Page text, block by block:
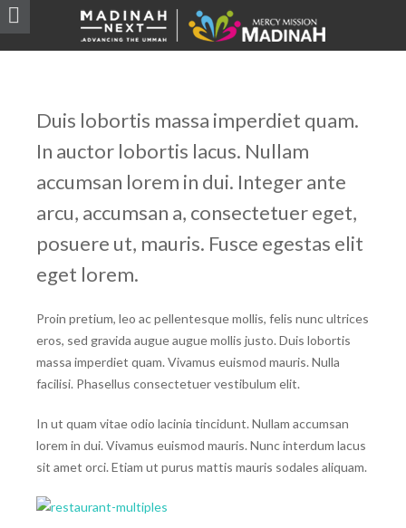
AT VERO EOS
Duis lobortis massa imperdiet quam.
In auctor lobortis lacus. Nullam
accumsan lorem in dui. Integer ante
arcu, accumsan a, consectetuer eget,
posuere ut, mauris. Fusce egestas elit
eget lorem.
Proin pretium, leo ac pellentesque mollis, felis nunc ultrices
eros, sed gravida augue augue mollis justo. Duis lobortis
massa imperdiet quam. Vivamus euismod mauris. Nulla
facilisi. Phasellus consectetuer vestibulum elit.
In ut quam vitae odio lacinia tincidunt. Nullam accumsan
lorem in dui. Vivamus euismod mauris. Nunc interdum lacus
sit amet orci. Etiam ut purus mattis mauris sodales aliquam.